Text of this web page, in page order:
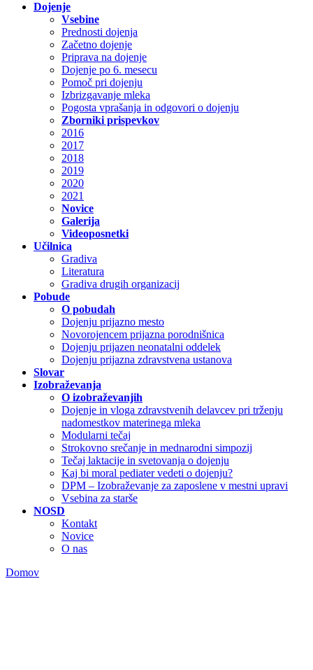
Dojenje
Vsebine
Prednosti dojenja
Začetno dojenje
Priprava na dojenje
Dojenje po 6. mesecu
Pomoč pri dojenju
Izbrizgavanje mleka
Pogosta vprašanja in odgovori o dojenju
Zborniki prispevkov
2016
2017
2018
2019
2020
2021
Novice
Galerija
Videoposnetki
Učilnica
Gradiva
Literatura
Gradiva drugih organizacij
Pobude
O pobudah
Dojenju prijazno mesto
Novorojencem prijazna porodnišnica
Dojenju prijazen neonatalni oddelek
Dojenju prijazna zdravstvena ustanova
Slovar
Izobraževanja
O izobraževanjih
Dojenje in vloga zdravstvenih delavcev pri trženju
nadomestkov materinega mleka
Modularni tečaj
Strokovno srečanje in mednarodni simpozij
Tečaj laktacije in svetovanja o dojenju
Kaj bi moral pediater vedeti o dojenju?
DPM – Izobraževanje za zaposlene v mestni upravi
Vsebina za starše
NOSD
Kontakt
Novice
O nas
Domov